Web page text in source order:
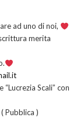
ad uno di noi,
merita
Scali” con
Pubblica )